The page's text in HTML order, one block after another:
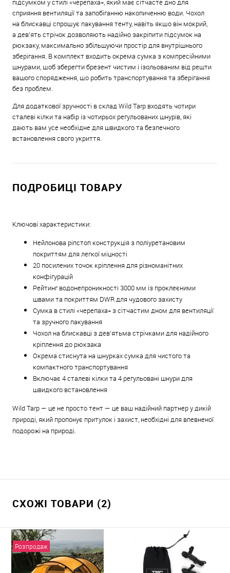
підсумком у стилі «черепаха», який має сітчасте дно для
сприяння вентиляції та запобіганню накопиченню води. Чохол
на блискавці спрощує пакування тенту, навіть якщо він мокрий,
а дев’ять стрічок дозволяють надійно закріпити підсумок на
рюкзаку, максимально збільшуючи простір для внутрішнього
зберігання. В комплект входить окрема сумка з компресійними
шнурами, щоб зберегти брезент чистим і ізольованим від решти
вашого спорядження, що робить транспортування та зберігання
без проблем.
Для додаткової зручності в склад Wild Tarp входять чотири
сталеві кілки та набір із чотирьох регульованих шнурів, які
дають вам усе необхідне для швидкого та безпечного
встановлення свого укриття.
ПОДРОБИЦІ ТОВАРУ
Ключові характеристики:
Нейлонова ріпстоп конструкція з поліуретановим
покриттям для легкої міцності
20 посилених точок кріплення для різноманітних
конфігурацій
Рейтинг водонепроникності 3000 мм із проклеєними
швами та покриттям DWR для чудового захисту
Сумка в стилі «черепаха» з сітчастим дном для вентиляції
та зручного пакування
Чохол на блискавці з дев'ятьма стрічками для надійного
кріплення до рюкзака
Окрема стиснута на шнурках сумка для чистого та
компактного транспортування
Включає 4 сталеві кілки та 4 регульовані шнури для
швидкого встановлення
Wild Tarp — це не просто тент — це ваш надійний партнер у дикій
природі, який пропонує притулок і захист, необхідні для впевненої
подорожі на природі.
СХОЖІ ТОВАРИ (2)
Розпродаж